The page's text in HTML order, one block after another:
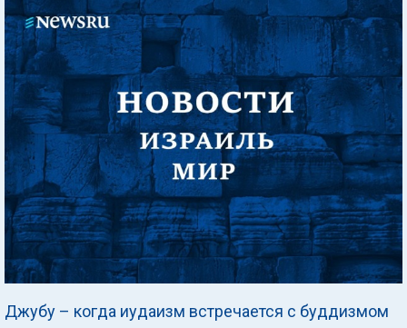
Джубу – когда иудаизм встречается с буддизмом